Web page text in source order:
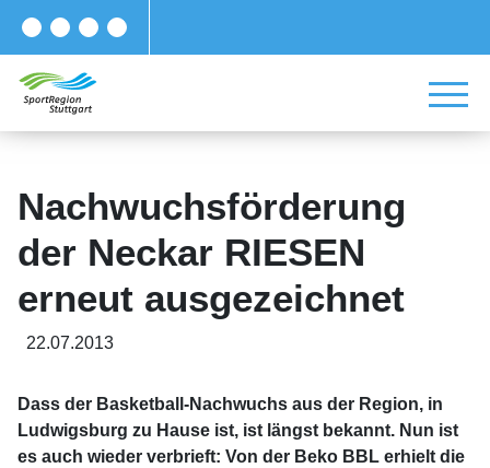
Nachwuchsförderung
der Neckar RIESEN
erneut ausgezeichnet
22.07.2013
Dass der Basketball-Nachwuchs aus der Region, in
Ludwigsburg zu Hause ist, ist längst bekannt. Nun ist
es auch wieder verbrieft: Von der Beko BBL erhielt die